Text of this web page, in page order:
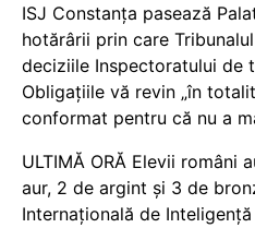
ISJ Constanța pasează
hotărârii prin care
deciziile Inspectoratului de
Obligațiile vă revin „în
conformat pentru că nu a
ULTIMĂ ORĂ Elevii români
aur, 2 de argint și 3 de
Internațională de